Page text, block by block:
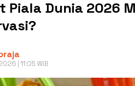
Piala Dunia 2026
| 11:05 WIB